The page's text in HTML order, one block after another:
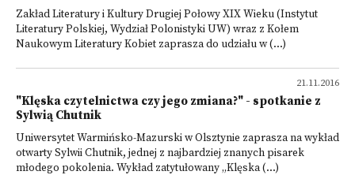
Zakład Literatury i Kultury Drugiej Połowy XIX Wieku (Instytut
Literatury Polskiej, Wydział Polonistyki UW) wraz z Kołem
Naukowym Literatury Kobiet zaprasza do udziału w (...)
21.11.2016
"Klęska czytelnictwa czy jego zmiana?" - spotkanie z
Sylwią Chutnik
Uniwersytet Warmińsko-Mazurski w Olsztynie zaprasza na wykład
otwarty Sylwii Chutnik, jednej z najbardziej znanych pisarek
młodego pokolenia. Wykład zatytułowany „Klęska (...)